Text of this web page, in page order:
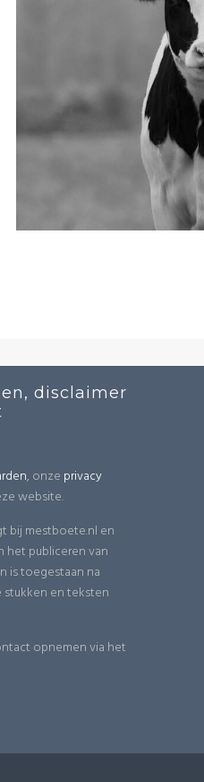
disclaimer
, onze privacy
website.
bij mestboete.nl en
het publiceren van
is toegestaan na
en teksten
opnemen via het